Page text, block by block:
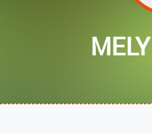
MELY